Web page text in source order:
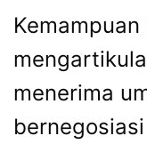
menerima